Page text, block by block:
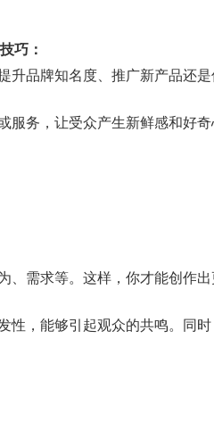
巧：
品牌知名度、推广新产品还
务，让受众产生新鲜感和好
需求等。这样，你才能创作
，能够引起观众的共鸣。同